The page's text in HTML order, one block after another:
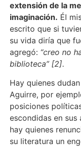
extensión de la
imaginación. Él
escrito que si
su vida diría que
agregó: “creo no
biblioteca” [2].
Hay quienes
Aguirre, por
posiciones
escondidas en
hay quienes
su literatura un